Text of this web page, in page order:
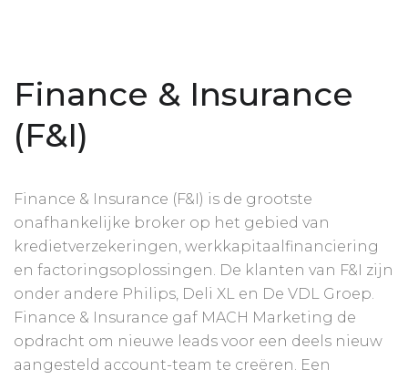
Finance & Insurance
(F&I)
Finance & Insurance (F&I) is de grootste
onafhankelijke broker op het gebied van
kredietverzekeringen, werkkapitaalfinanciering
en factoringsoplossingen. De klanten van F&I zijn
onder andere Philips, Deli XL en De VDL Groep.
Finance & Insurance gaf MACH Marketing de
opdracht om nieuwe leads voor een deels nieuw
aangesteld account-team te creëren. Een